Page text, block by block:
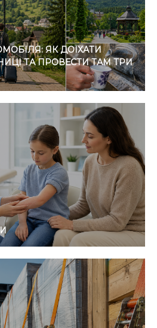
ЯК ДОЇХАТИ
ТА ПРОВЕСТИ ТАМ ТРИ